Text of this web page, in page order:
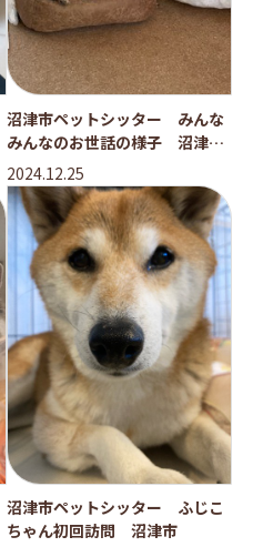
沼津市ペットシッター みんな
みんなのお世話の様子 沼津
市 三島市 富士市
2024.12.25
沼津市ペットシッター ふじこ
ちゃん初回訪問 沼津市